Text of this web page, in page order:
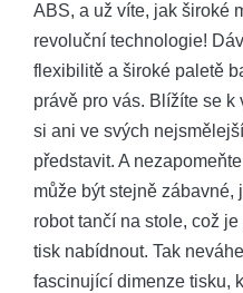
ABS, a už víte, jak široké
revoluční technologie!
flexibilitě a široké paletě
právě pro vás. Blížíte se k
si ani ve svých
představit. A
může být stejně
robot tančí na stole, což
tisk nabídnout. Tak
fascinující dimenze tisku,